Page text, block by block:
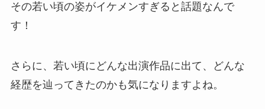
その若い頃の姿がイケメンすぎると話題なんで
す！
さらに、若い頃にどんな出演作品に出て、どんな
経歴を辿ってきたのかも気になりますよね。